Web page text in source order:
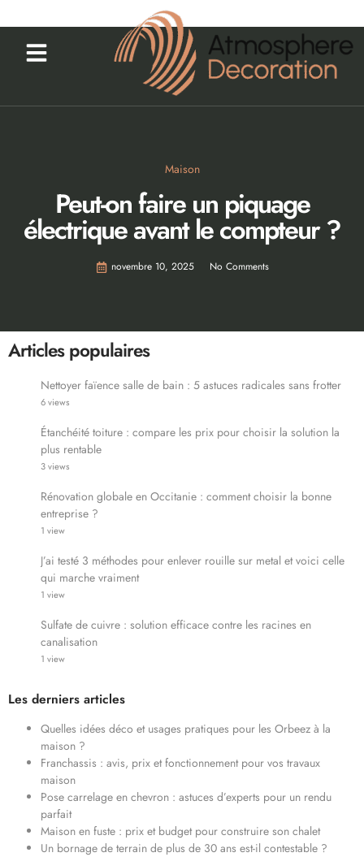
Maison
Peut-on faire un piquage
électrique avant le compteur ?
novembre 10, 2025 No Comments
Articles populaires
Nettoyer faïence salle de bain : 5 astuces radicales sans frotter
6 views
Étanchéité toiture : compare les prix pour choisir la solution la
plus rentable
3 views
Rénovation globale en Occitanie : comment choisir la bonne
entreprise ?
1 view
J’ai testé 3 méthodes pour enlever rouille sur metal et voici celle
qui marche vraiment
1 view
Sulfate de cuivre : solution efficace contre les racines en
canalisation
1 view
Les derniers articles
Quelles idées déco et usages pratiques pour les Orbeez à la
maison ?
Franchassis : avis, prix et fonctionnement pour vos travaux
maison
Pose carrelage en chevron : astuces d’experts pour un rendu
parfait
Maison en fuste : prix et budget pour construire son chalet
Un bornage de terrain de plus de 30 ans est-il contestable ?